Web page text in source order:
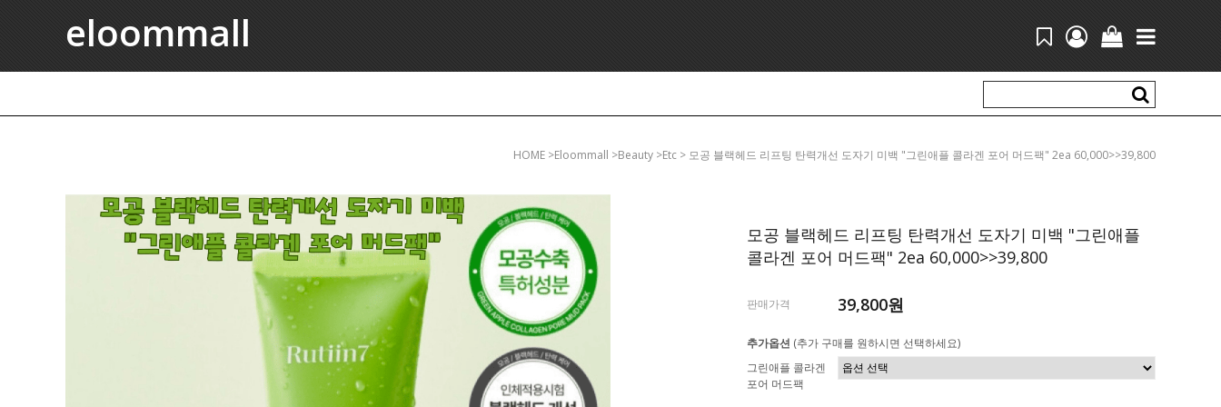
eloommall
HOME >eloommall >beauty >etc > 모공 블랙헤드 리프팅 탄력개선 도자기 미백 "그린애플 콜라겐 포어 머드팩" 2ea 60,000>>39,800
모공 블랙헤드 리프팅 탄력개선 도자기 미백 "그린애플
콜라겐 포어 머드팩" 2ea 60,000>>39,800
판매가격 39,800원
추가옵션 (추가 구매를 원하시면 선택하세요)
그린애플 콜라겐
포어 머드팩